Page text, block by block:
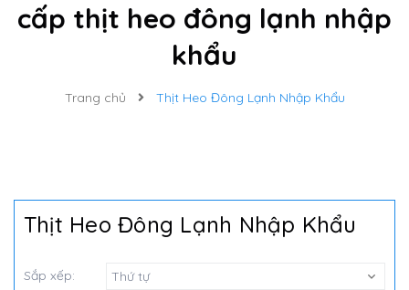
cấp thịt heo đông lạnh nhập
khẩu
Trang chủ Thịt Heo Đông Lạnh Nhập Khẩu
Thịt Heo Đông Lạnh Nhập Khẩu
Sắp xếp: Thứ tự